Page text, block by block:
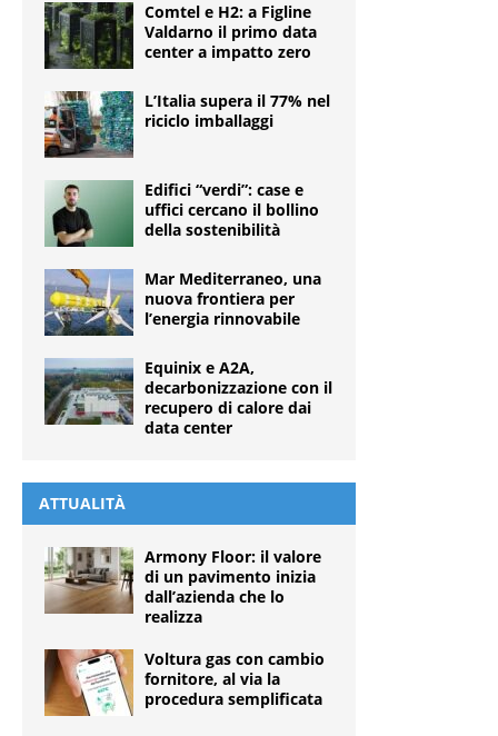
Comtel e H2: a Figline
Valdarno il primo data
center a impatto zero
L’Italia supera il 77% nel
riciclo imballaggi
Edifici “verdi”: case e
uffici cercano il bollino
della sostenibilità
Mar Mediterraneo, una
nuova frontiera per
l’energia rinnovabile
Equinix e A2A,
decarbonizzazione con il
recupero di calore dai
data center
ATTUALITÀ
Armony Floor: il valore
di un pavimento inizia
dall’azienda che lo
realizza
Voltura gas con cambio
fornitore, al via la
procedura semplificata